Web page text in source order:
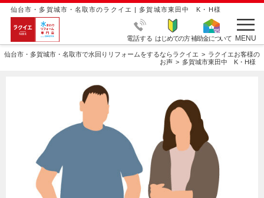
仙台市・多賀城市・名取市のラクイエ | 多賀城市東田中 K・H様
電話する はじめての方補助金について MENU
仙台市・多賀城市・名取市で水回りリフォームをするならラクイエ
ラクイエお客様の
お声
多賀城市東田中 K・H様